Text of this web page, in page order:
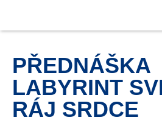
PŘEDNÁŠKA
LABYRINT
RÁJ SRDCE